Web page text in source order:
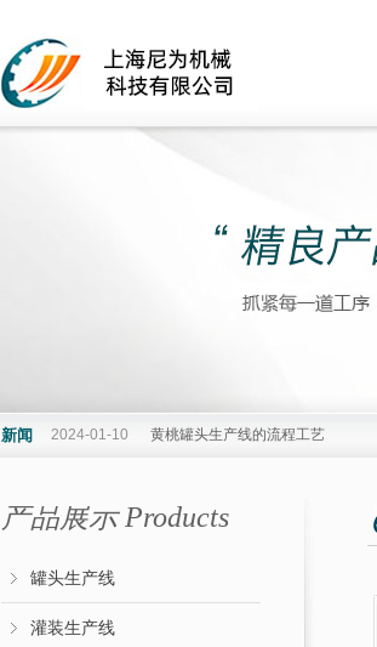
新闻 2024-01-10 黄桃罐头生产线的流程工艺
产品展示 Products
罐头生产线
灌装生产线